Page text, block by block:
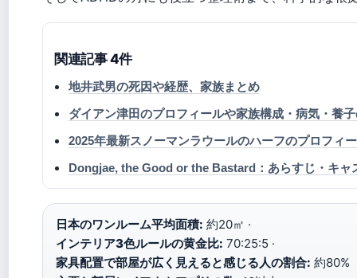
関連記事 4件
地井武男の死因や経歴、家族まとめ
ダイアン津田のプロフィールや家族構成・病気・養
2025年最新スノーマンラウールのハーフのプロフィ
Dongjae, the Good or the Bastard：あらすじ・キャ
日本のワンルーム平均面積: 約20㎡ ·
インテリア3色ルールの黄金比: 70:25:5 ·
家具配置で部屋が広く見えると感じる人の割合: 約80%